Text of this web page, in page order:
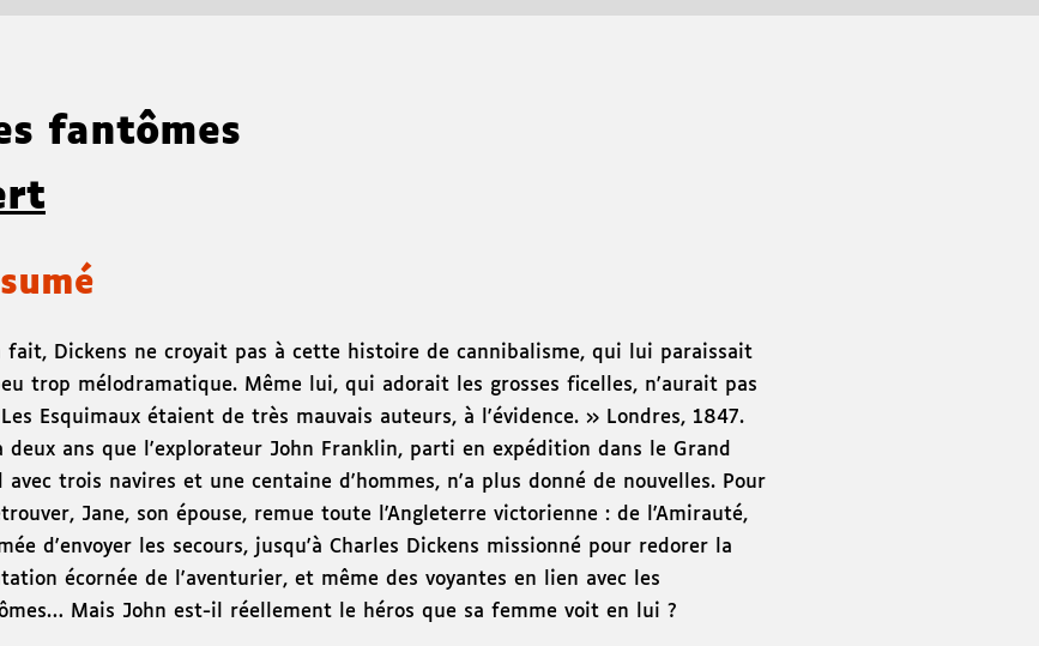
fantômes
fait, Dickens ne croyait pas à cette histoire de cannibalisme, qui lui paraissait
trop mélodramatique. Même lui, qui adorait les grosses ficelles, n'aurait pas
Esquimaux étaient de très mauvais auteurs, à l'évidence. » Londres, 1847.
deux ans que l'explorateur John Franklin, parti en expédition dans le Grand
avec trois navires et une centaine d'hommes, n'a plus donné de nouvelles. Pour
Jane, son épouse, remue toute l'Angleterre victorienne : de l'Amirauté,
d'envoyer les secours, jusqu'à Charles Dickens missionné pour redorer la
écornée de l'aventurier, et même des voyantes en lien avec les
Mais John est-il réellement le héros que sa femme voit en lui ?